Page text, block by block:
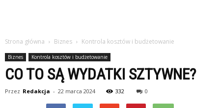
Strona główna Biznes Kontrola kosztów i budżetowanie
Biznes Kontrola kosztów i budżetowanie
CO TO SĄ WYDATKI SZTYWNE?
Przez Redakcja - 22 marca 2024 332 0